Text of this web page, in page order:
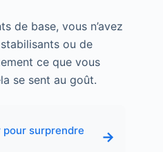
de base, vous n’avez
ou de
ce que vous
se sent au goût.
surprendre
→